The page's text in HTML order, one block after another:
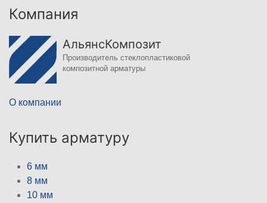
Компания
АльянсКомпозит
Производитель стеклопластиковой
композитной арматуры
О компании
Купить арматуру
6 мм
8 мм
10 мм